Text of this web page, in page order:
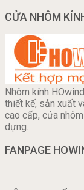
CỬA NHÔM
Nhôm kính
thiết kế, sản xuất
cao cấp, cửa
dựng.
FANPAGE